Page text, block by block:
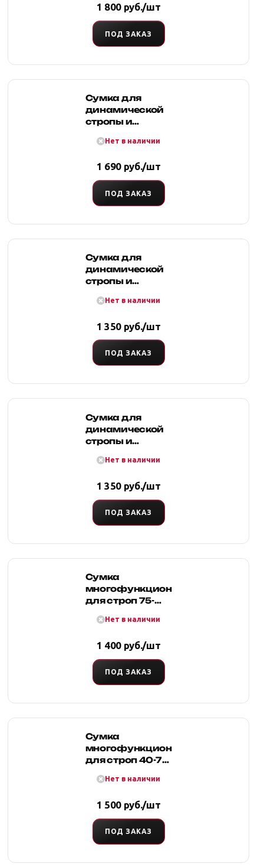
1 800 руб./шт
ПОД ЗАКАЗ
Сумка для
динамической
стропы и
(оксфорд,
Нет в наличии
1 690 руб./шт
ПОД ЗАКАЗ
Сумка для
динамической
стропы и
(оксфорд,
Нет в наличии
1 350 руб./шт
ПОД ЗАКАЗ
Сумка для
динамической
стропы и
(оксфорд,
Нет в наличии
1 350 руб./шт
ПОД ЗАКАЗ
Сумка
многофункциональная
для строп 75-
(оксфорд,
Нет в наличии
1 400 руб./шт
ПОД ЗАКАЗ
Сумка
многофункциональная
для строп 40-70
красная), Tplus
Нет в наличии
1 500 руб./шт
ПОД ЗАКАЗ